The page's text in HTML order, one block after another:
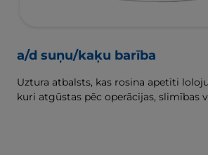
a/d suņu/kaķu barība
Uztura atbalsts, kas rosina apetīti
kuri atgūstas pēc operācijas, slimības